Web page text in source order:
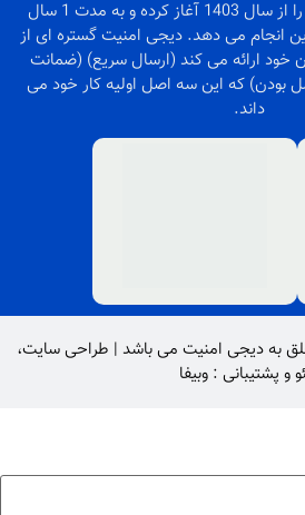
دیجی امنیت فعالیت خود را از سال 1403 آغاز کرده و به مدت 1 سال
انجام می دهد. دیجی امنیت گستره ای از
خود ارائه می کند (ارسال سریع) (ضمانت
بودن) که این سه اصل اولیه کار خود می
داند.
بهدیجی امنیت می باشد | طراحی سایت،
و پشتیبانی : وبیفا